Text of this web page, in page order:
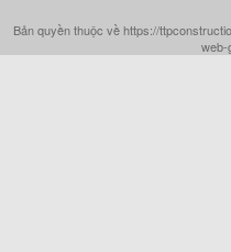
Bản quyền thuộc về https://
web-